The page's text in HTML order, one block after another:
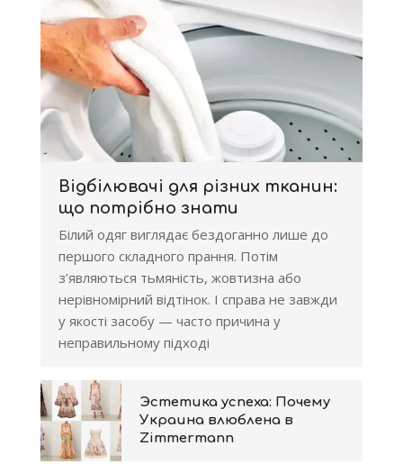
Відбілювачі для різних тканин:
що потрібно знати
Білий одяг виглядає бездоганно лише до
першого складного прання. Потім
з’являються тьмяність, жовтизна або
нерівномірний відтінок. І справа не завжди
у якості засобу — часто причина у
неправильному підході
Эстетика успеха: Почему
Украина влюблена в
Zimmermann